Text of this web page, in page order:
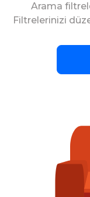
Arama
Filtrelerinizi